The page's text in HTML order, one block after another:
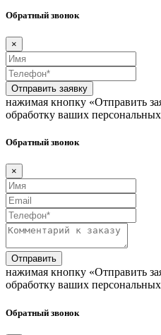
Обратный звонок
×
Отправить заявку
нажимая кнопку «Отправить
обработку ваших
Обратный звонок
×
Отправить
нажимая кнопку «Отправить
обработку ваших
Обратный звонок